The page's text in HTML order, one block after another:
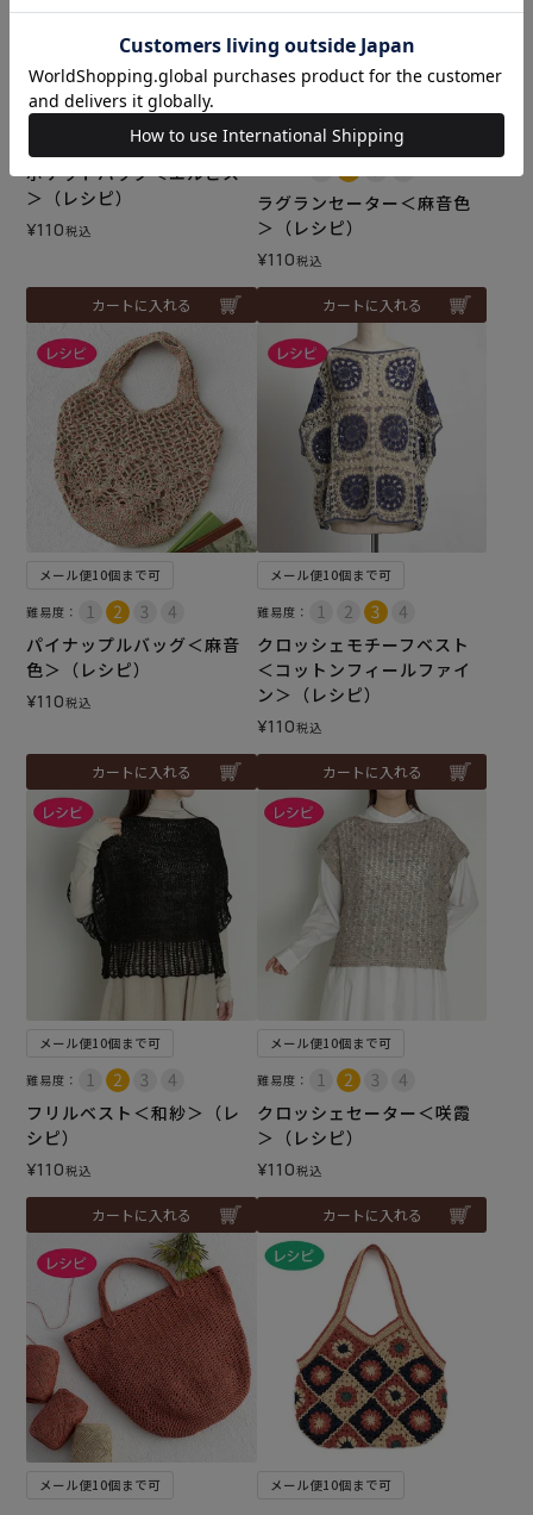
メール便10個まで可
ポケットバッグ＜エルビス
＞（レシピ）
¥110税込
カートに入れる
メール便10個まで可
ラグランセーター＜麻音色
＞（レシピ）
¥110税込
カートに入れる
メール便10個まで可
難易度：
パイナップルバッグ＜麻音
色＞（レシピ）
¥110税込
カートに入れる
メール便10個まで可
難易度：
クロッシェモチーフベスト
＜コットンフィールファイ
ン＞（レシピ）
¥110税込
カートに入れる
メール便10個まで可
難易度：
フリルベスト＜和紗＞（レ
シピ）
¥110税込
カートに入れる
メール便10個まで可
難易度：
クロッシェセーター＜咲霞
＞（レシピ）
¥110税込
カートに入れる
メール便10個まで可 メール便10個まで可